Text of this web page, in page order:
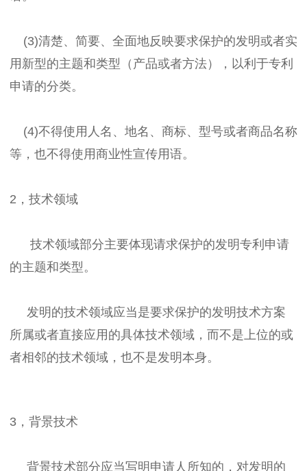
(3)清楚、简要、全面地反映要求保护的发明或者实
用新型的主题和类型（产品或者方法），以利于专利
申请的分类。
(4)不得使用人名、地名、商标、型号或者商品名称
等，也不得使用商业性宣传用语。
2，技术领域
技术领域部分主要体现请求保护的发明专利申请
的主题和类型。
发明的技术领域应当是要求保护的发明技术方案
所属或者直接应用的具体技术领域，而不是上位的或
者相邻的技术领域，也不是发明本身。
3，背景技术
背景技术部分应当写明申请人所知的，对发明的